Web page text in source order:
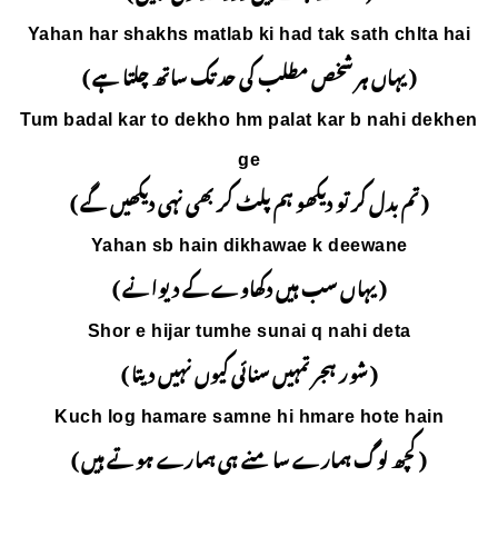
Yahan har shakhs
تک ساتھ چلتا ہے )
Tum badal kar to dekho
کر بھی نہی دیکھیں گے )
Yahan sb hain
کے دیوانے )
Shor e hijar
کیوں نہیں دیتا )
Kuch log hamare
ہی ہمارے ہوتے ہیں )